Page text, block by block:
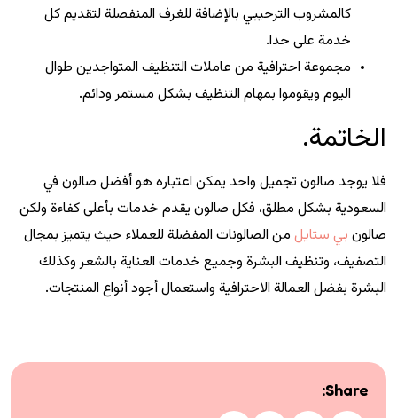
كالمشروب الترحيبي بالإضافة للغرف المنفصلة لتقديم كل
خدمة على حدا.
مجموعة احترافية من عاملات التنظيف المتواجدين طوال
اليوم ويقوموا بمهام التنظيف بشكل مستمر ودائم.
الخاتمة.
فلا يوجد صالون تجميل واحد يمكن اعتباره هو أفضل صالون في
السعودية بشكل مطلق، فكل صالون يقدم خدمات بأعلى كفاءة ولكن
صالون بي ستايل من الصالونات المفضلة للعملاء حيث يتميز بمجال
التصفيف، وتنظيف البشرة وجميع خدمات العناية بالشعر وكذلك
البشرة بفضل العمالة الاحترافية واستعمال أجود أنواع المنتجات.
Share: